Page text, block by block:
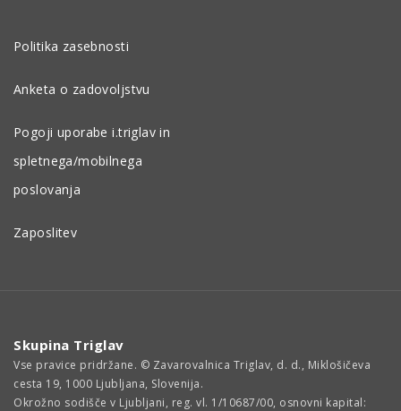
Politika zasebnosti
Anketa o zadovoljstvu
Pogoji uporabe i.triglav in
spletnega/mobilnega
poslovanja
Zaposlitev
Skupina Triglav
Vse pravice pridržane. © Zavarovalnica Triglav, d. d., Miklošičeva
cesta 19, 1000 Ljubljana, Slovenija.
Okrožno sodišče v Ljubljani, reg. vl. 1/10687/00, osnovni kapital: